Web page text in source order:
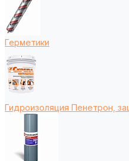
Герметики
Гидроизоляция Пенетрон,